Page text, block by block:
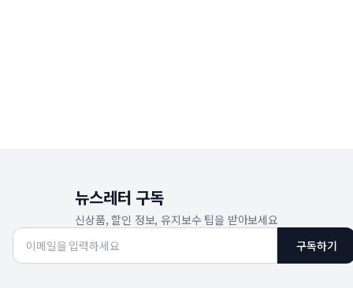
뉴스레터 구독
신상품, 할인 정보, 유지보수 팁을 받아보세요
구독하기